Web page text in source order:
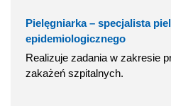
Pielęgniarka – specjalista
epidemiologicznego
Realizuje zadania w zakresie
zakażeń szpitalnych.